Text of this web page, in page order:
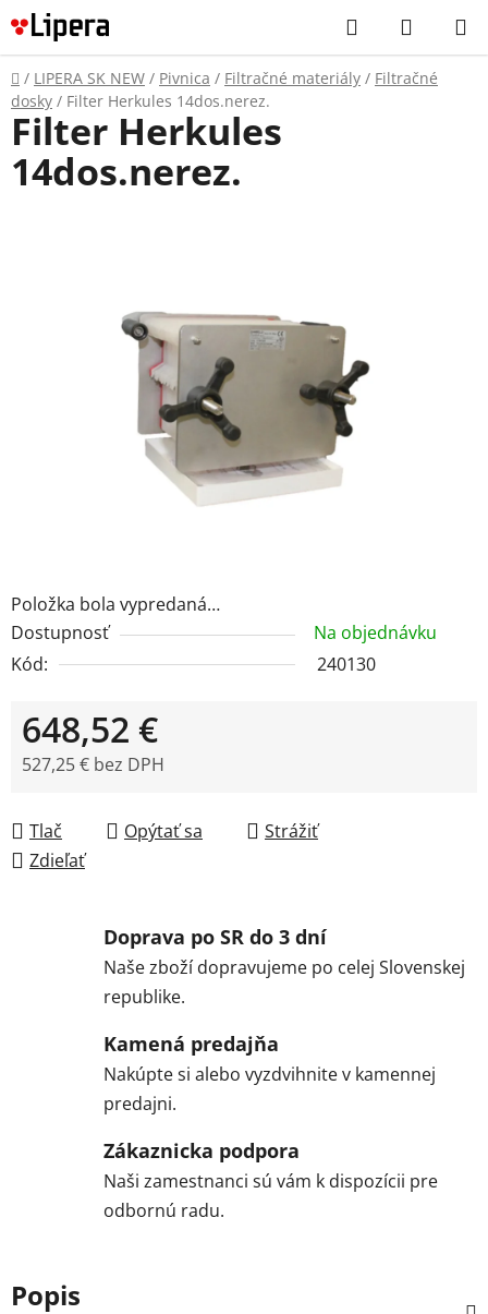
Prejsť
na
obsah
Hľadať
KOŠÍK
Domov
/ LIPERA SK NEW / Pivnica / Filtračné materiály / Filtračné
dosky / Filter Herkules 14dos.nerez.
Položka bola vypredaná…
Dostupnosť
Na objednávku
Kód:
240130
648,52 €
527,25 € bez DPH
Tlač
Opýtať sa
Strážiť
Zdieľať
Filter Herkules
14dos.nerez.
Doprava po SR do 3 dní
Naše zboží dopravujeme po celej Slovenskej
republike.
Kamená predajňa
Nakúpte si alebo vyzdvihnite v kamennej
predajni.
Zákaznicka podpora
Naši zamestnanci sú vám k dispozícii pre
odbornú radu.
Popis